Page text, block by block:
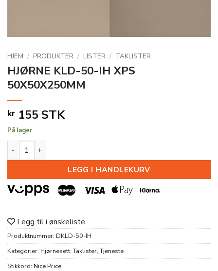
HJEM / PRODUKTER / LISTER / TAKLISTER
HJØRNE KLD-50-IH XPS
50X50X250MM
kr 155 STK
På lager
HJØRNE KLD-50-IH XPS 50X50X250MM antall
LEGG I HANDLEKURV
Legg til i ønskeliste
Produktnummer: DKLD-50-IH
Kategorier: Hjørnesett,Taklister,Tjeneste
Stikkord: Nice Price